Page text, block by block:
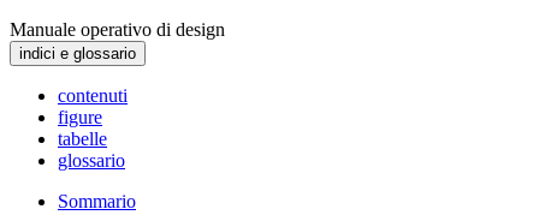
Manuale operativo di design
indici e glossario
contenuti
figure
tabelle
glossario
Sommario